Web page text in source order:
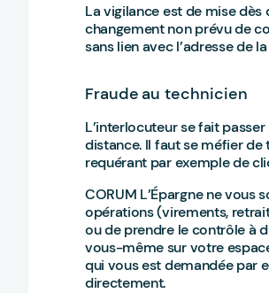
La vigilance est de mise dès
changement non prévu de
sans lien avec l’adresse de
Fraude au technicien
L’interlocuteur se fait
distance. Il faut se méfier
requérant par exemple de
CORUM L’Épargne ne
opérations (virements,
ou de prendre le contrôle à
vous-même sur votre
qui vous est demandée par
directement.